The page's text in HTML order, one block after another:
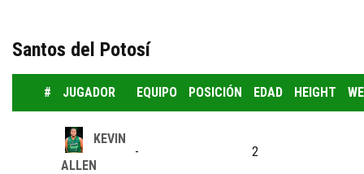
Santos del Potosí
# JUGADOR EQUIPO POSICIÓN EDAD HEIGHT
KEVIN
ALLEN
- 2